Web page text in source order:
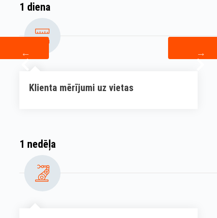
1 diena
Klienta mērījumi uz vietas
1 nedēļa